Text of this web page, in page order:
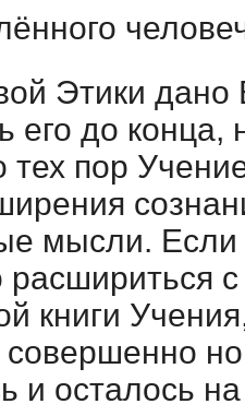
Этики
его до конца,
пор
мысли. Если
расшириться
книги
совершенно
и осталось